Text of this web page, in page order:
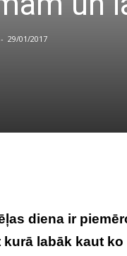
- 29/01/2017
diena ir
kurā labāk kaut